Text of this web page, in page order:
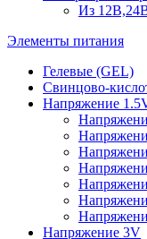
Из
Элементы питания
Гелевые (GEL)
Свинцово-
Напряжение
Напряжение 3V